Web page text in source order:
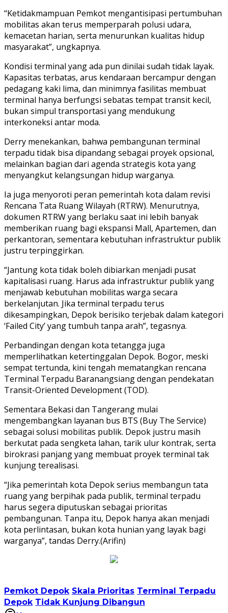
“Ketidakmampuan Pemkot mengantisipasi pertumbuhan
mobilitas akan terus memperparah polusi udara,
kemacetan harian, serta menurunkan kualitas hidup
masyarakat”, ungkapnya.
Kondisi terminal yang ada pun dinilai sudah tidak layak.
Kapasitas terbatas, arus kendaraan bercampur dengan
pedagang kaki lima, dan minimnya fasilitas membuat
terminal hanya berfungsi sebatas tempat transit kecil,
bukan simpul transportasi yang mendukung
interkoneksi antar moda.
Derry menekankan, bahwa pembangunan terminal
terpadu tidak bisa dipandang sebagai proyek opsional,
melainkan bagian dari agenda strategis kota yang
menyangkut kelangsungan hidup warganya.
Ia juga menyoroti peran pemerintah kota dalam revisi
Rencana Tata Ruang Wilayah (RTRW). Menurutnya,
dokumen RTRW yang berlaku saat ini lebih banyak
memberikan ruang bagi ekspansi Mall, Apartemen, dan
perkantoran, sementara kebutuhan infrastruktur publik
justru terpinggirkan.
“Jantung kota tidak boleh dibiarkan menjadi pusat
kapitalisasi ruang. Harus ada infrastruktur publik yang
menjawab kebutuhan mobilitas warga secara
berkelanjutan. Jika terminal terpadu terus
dikesampingkan, Depok berisiko terjebak dalam kategori
‘Failed City’ yang tumbuh tanpa arah”, tegasnya.
Perbandingan dengan kota tetangga juga
memperlihatkan ketertinggalan Depok. Bogor, meski
sempat tertunda, kini tengah mematangkan rencana
Terminal Terpadu Baranangsiang dengan pendekatan
Transit-Oriented Development (TOD).
Sementara Bekasi dan Tangerang mulai
mengembangkan layanan bus BTS (Buy The Service)
sebagai solusi mobilitas publik. Depok justru masih
berkutat pada sengketa lahan, tarik ulur kontrak, serta
birokrasi panjang yang membuat proyek terminal tak
kunjung terealisasi.
“Jika pemerintah kota Depok serius membangun tata
ruang yang berpihak pada publik, terminal terpadu
harus segera diputuskan sebagai prioritas
pembangunan. Tanpa itu, Depok hanya akan menjadi
kota perlintasan, bukan kota hunian yang layak bagi
warganya”, tandas Derry.(Arifin)
Pemkot Depok Skala Prioritas Terminal Terpadu
Depok Tidak Kunjung Dibangun